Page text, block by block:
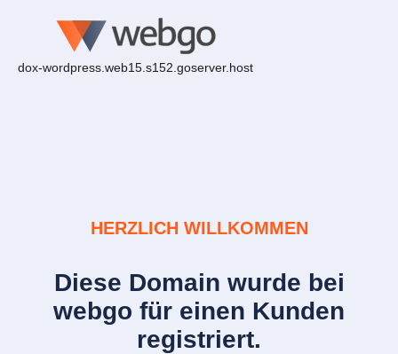
dox-wordpress.web15.s152.goserver.host
HERZLICH WILLKOMMEN
Diese Domain wurde bei
webgo für einen Kunden
registriert.